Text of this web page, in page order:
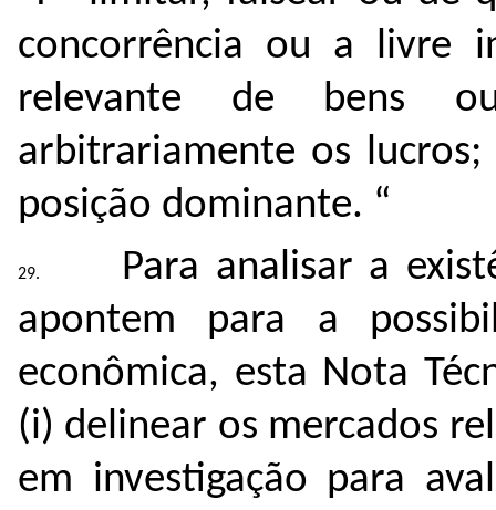
concorrência ou a livre
relevante de bens
arbitrariamente os
posição dominante. “
Para analisar a
apontem para a
econômica, esta Nota
(i) delinear os mercados
em investigação para